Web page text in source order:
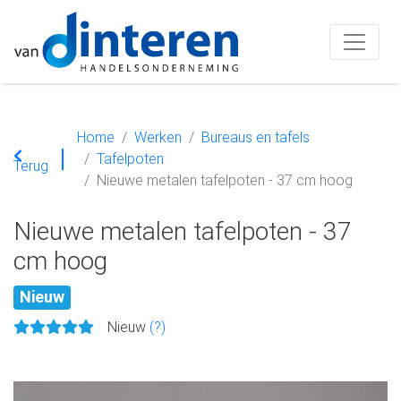
Terug
Home Werken
Bureaus en tafels
Tafelpoten
Nieuwe metalen tafelpoten - 37 cm hoog
Nieuwe metalen tafelpoten - 37
cm hoog
Nieuw
Nieuw (?)